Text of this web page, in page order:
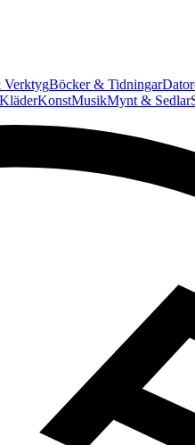
Böcker & Tidningar
KläderKonstMusikMynt & Sedlar